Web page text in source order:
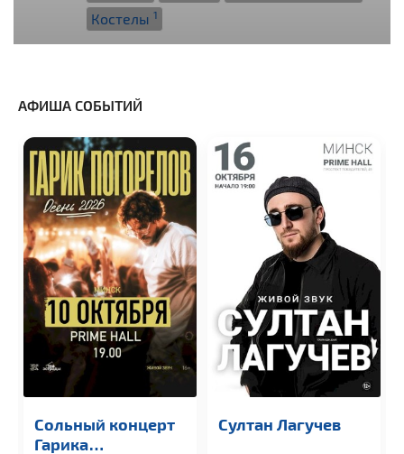
Костелы 1
АФИША СОБЫТИЙ
Сольный концерт
Гарика
Султан Лагучев